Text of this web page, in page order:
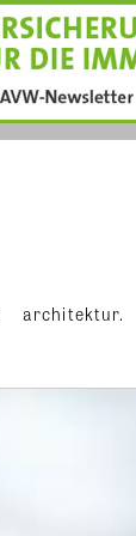
architektur.